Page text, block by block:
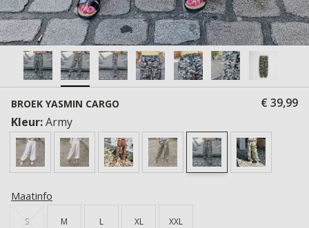
BROEK YASMIN CARGO
€ 39,99
Kleur:Army
Maatinfo
S M L XL XXL